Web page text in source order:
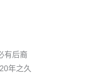
有后裔
年之久